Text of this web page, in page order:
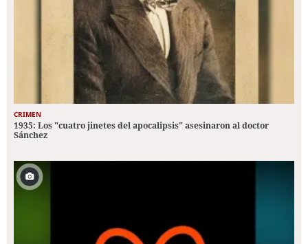
CRIMEN
1935: Los "cuatro jinetes del apocalipsis" asesinaron al doctor
Sánchez